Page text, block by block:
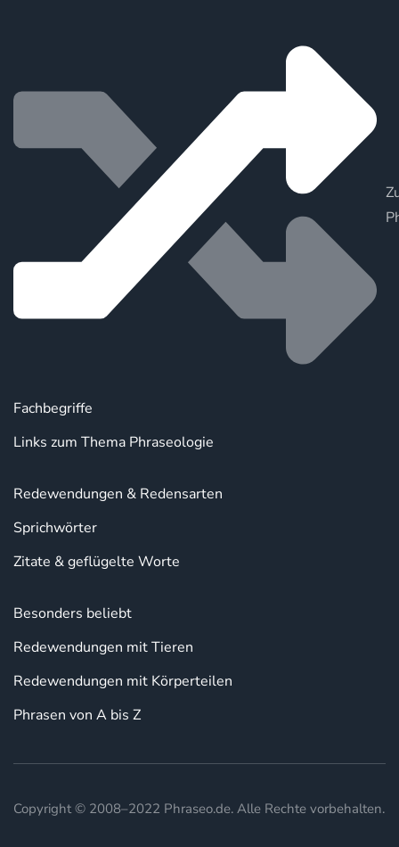
Fachbegriffe
Links zum Thema Phraseologie
Redewendungen & Redensarten
Sprichwörter
Zitate & geflügelte Worte
Besonders beliebt
Redewendungen mit Tieren
Redewendungen mit Körperteilen
Phrasen von A bis Z
Copyright © 2008–2022 Phraseo.de. Alle Rechte vorbehalten.